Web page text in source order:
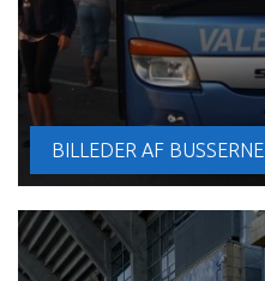
BILLEDER AF BUSSERNE